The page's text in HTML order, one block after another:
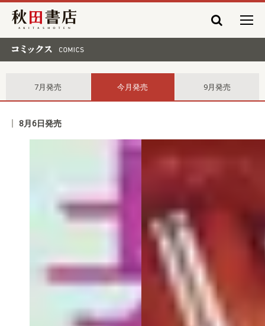
秋田書店
7月発売 今月発売 9月発売
8月6日発売